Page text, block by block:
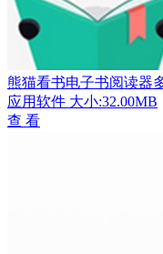
熊猫看书电子书阅读器
应用软件 大小:32.00MB
查 看